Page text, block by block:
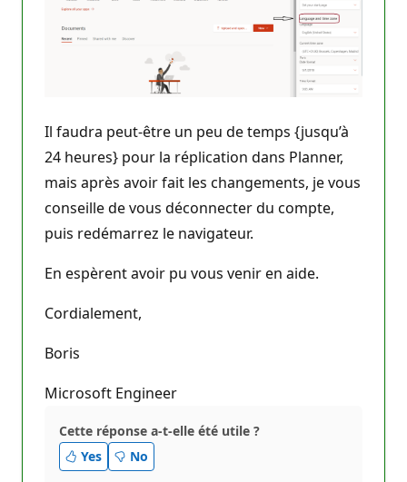
Il faudra peut-être un peu de temps {jusqu’à
24 heures} pour la réplication dans Planner,
mais après avoir fait les changements, je vous
conseille de vous déconnecter du compte,
puis redémarrez le navigateur.
En espèrent avoir pu vous venir en aide.
Cordialement,
Boris
Microsoft Engineer
Cette réponse a-t-elle été utile ?
Yes
No